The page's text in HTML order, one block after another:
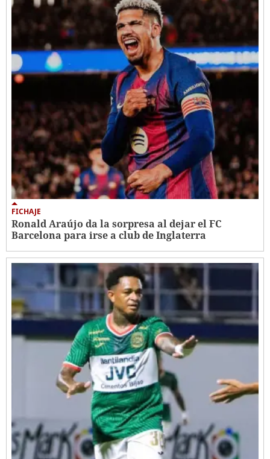
FICHAJE
Ronald Araújo da la sorpresa al dejar el FC
Barcelona para irse a club de Inglaterra